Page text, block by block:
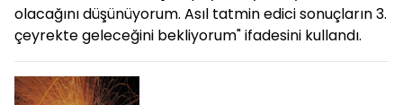
olacağını düşünüyorum. Asıl tatmin edici sonuçların 3.
çeyrekte geleceğini bekliyorum" ifadesini kullandı.